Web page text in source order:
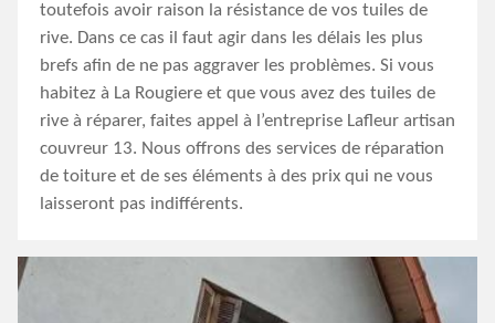
toutefois avoir raison la résistance de vos tuiles de
rive. Dans ce cas il faut agir dans les délais les plus
brefs afin de ne pas aggraver les problèmes. Si vous
habitez à La Rougiere et que vous avez des tuiles de
rive à réparer, faites appel à l’entreprise Lafleur artisan
couvreur 13. Nous offrons des services de réparation
de toiture et de ses éléments à des prix qui ne vous
laisseront pas indifférents.